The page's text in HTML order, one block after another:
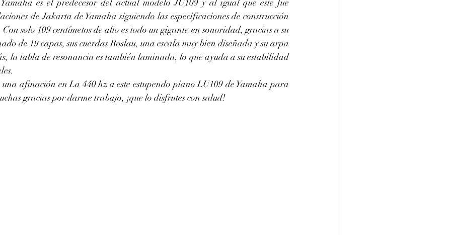
es el predecesor del actual modelo JU109 y al igual que este fue
de Jakarta de Yamaha siguiendo las especificaciones de construcción
solo 109 centímetos de alto es todo un gigante en sonoridad, gracias a su
de 19 capas, sus cuerdas Roslau, una escala muy bien diseñada y su arpa
la tabla de resonancia es también laminada, lo que ayuda a su estabilidad
gracias por darme trabajo, ¡que lo disfrutes con salud!